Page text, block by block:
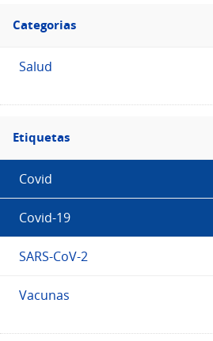
Filtro
Categorias
Categorias
Salud
Filtro
Etiquetas
Etiquetas
Covid
Covid-19
SARS-CoV-2
Vacunas